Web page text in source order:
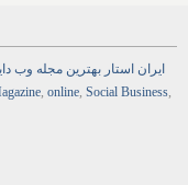
ایران استار بهترین مجله وب
, online, Social Business,